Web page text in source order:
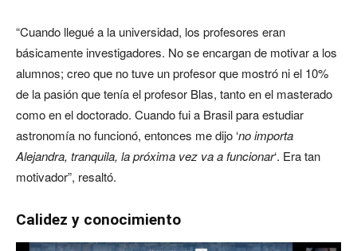
“Cuando llegué a la universidad, los profesores eran
básicamente investigadores. No se encargan de motivar a los
alumnos; creo que no tuve un profesor que mostró ni el 10%
de la pasión que tenía el profesor Blas, tanto en el masterado
como en el doctorado. Cuando fui a Brasil para estudiar
astronomía no funcionó, entonces me dijo ‘no importa
Alejandra, tranquila, la próxima vez va a funcionar‘. Era tan
motivador”, resaltó.
Calidez y conocimiento